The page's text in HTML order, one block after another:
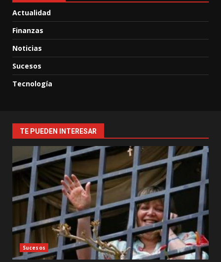
Actualidad
Finanzas
Noticias
Sucesos
Tecnología
TE PUEDEN INTERESAR
Sucesos